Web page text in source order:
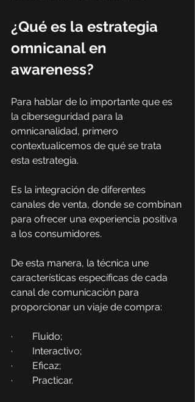
¿Qué es la estrategia
omnicanal en
awareness?
Para hablar de lo importante que es
la ciberseguridad para la
omnicanalidad, primero
contextualicemos de qué se trata
esta estrategia.
Es la integración de diferentes
canales de venta, donde se combinan
para ofrecer una experiencia positiva
a los consumidores.
De esta manera, la técnica une
características específicas de cada
canal de comunicación para
proporcionar un viaje de compra:
·        Fluido;
·        Interactivo;
·        Eficaz;
·        Practicar.